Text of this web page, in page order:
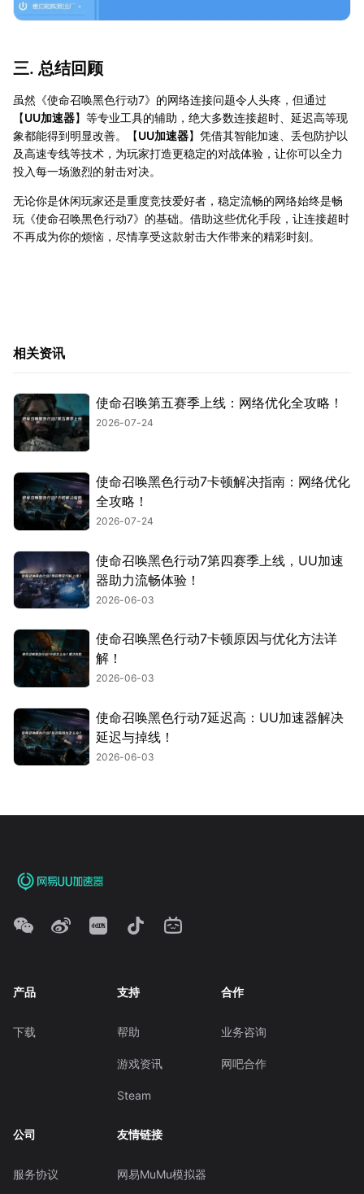
三. 总结回顾
虽然《使命召唤黑色行动7》的网络连接问题令人头疼，但通过
【UU加速器】等专业工具的辅助，绝大多数连接超时、延迟高等现
象都能得到明显改善。【UU加速器】凭借其智能加速、丢包防护以
及高速专线等技术，为玩家打造更稳定的对战体验，让你可以全力
投入每一场激烈的射击对决。
无论你是休闲玩家还是重度竞技爱好者，稳定流畅的网络始终是畅
玩《使命召唤黑色行动7》的基础。借助这些优化手段，让连接超时
不再成为你的烦恼，尽情享受这款射击大作带来的精彩时刻。
相关资讯
使命召唤第五赛季上线：网络优化全攻略！
2026-07-24
使命召唤黑色行动7卡顿解决指南：网络优化
全攻略！
2026-07-24
使命召唤黑色行动7第四赛季上线，UU加速
器助力流畅体验！
2026-06-03
使命召唤黑色行动7卡顿原因与优化方法详
解！
2026-06-03
使命召唤黑色行动7延迟高：UU加速器解决
延迟与掉线！
2026-06-03
产品
下载
支持
帮助
游戏资讯
Steam
合作
业务咨询
网吧合作
公司
服务协议
友情链接
网易MuMu模拟器